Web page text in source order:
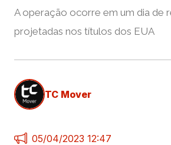
A operação ocorre em um dia de
projetadas nos títulos dos EUA
TC Mover
05/04/2023 12:47